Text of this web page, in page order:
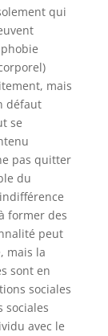
qui
mais
défaut
se
pas quitter
du
former des
peut
mais la
sont en
sociales
sociales
avec le